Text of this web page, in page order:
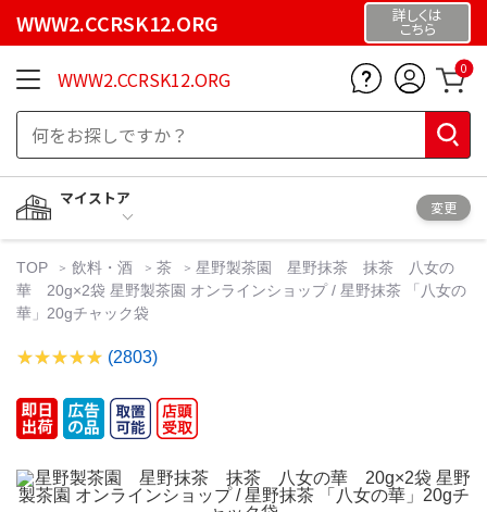
WWW2.CCRSK12.ORG 詳しくは
こちら
WWW2.CCRSK12.ORG 0
マイストア
変更
TOP 飲料・酒 茶
星野製茶園 星野抹茶 抹茶 八女の
華 20g×2袋 星野製茶園 オンラインショップ / 星野抹茶 「八女の
華」20gチャック袋
(2803)